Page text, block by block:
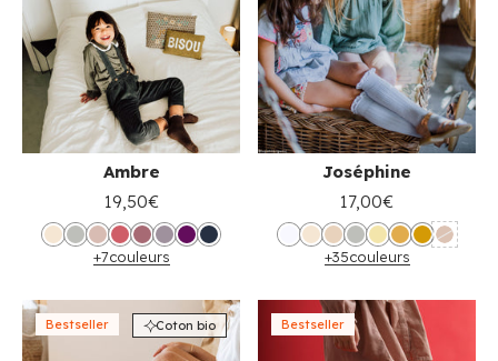
Ambre
19,50€
+7couleurs
Joséphine
17,00€
+35couleurs
Bestseller Coton bio Bestseller